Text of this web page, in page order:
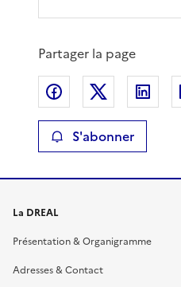
Partager la page
Partager surPartager
S'abonner
La DREAL
Présentation & Organigramme
Adresses & Contact